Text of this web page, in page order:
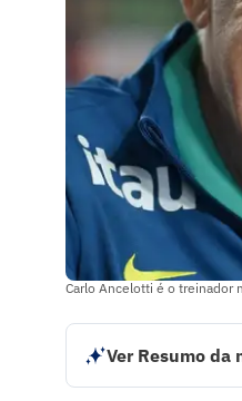
Carlo Ancelotti é o treinador
Ver Resumo da